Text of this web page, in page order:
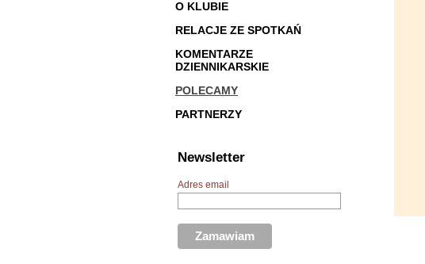
O KLUBIE
RELACJE ZE SPOTKAŃ
KOMENTARZE
DZIENNIKARSKIE
POLECAMY
PARTNERZY
Newsletter
Adres email